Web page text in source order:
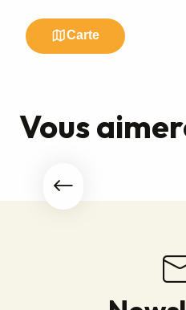
Vous